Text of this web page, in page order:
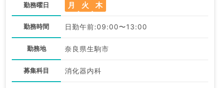
勤務曜日 月 火 木
勤務時間 日勤午前:09:00〜13:00
勤務地 奈良県生駒市
募集科目 消化器内科